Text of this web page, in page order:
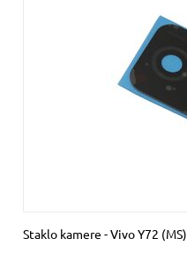
Staklo kamere - Vivo Y72 (MS)